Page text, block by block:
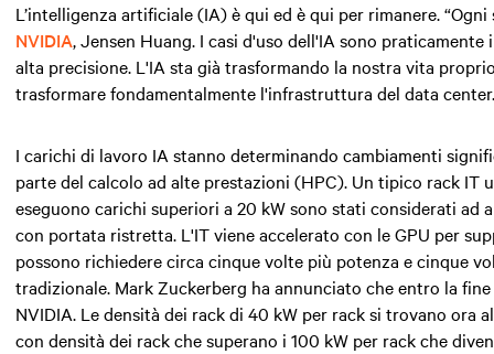
L’intelligenza artificiale (IA)è qui ed è qui per rimanere.
NVIDIA, Jensen Huang. I casi d'uso dell'IA sono
alta precisione. L'IA sta già trasformando la nostra vita
trasformare fondamentalmente l'infrastruttura del data center.
I carichi di lavoro IA stanno determinando cambiamenti
parte del calcolo ad alte prestazioni (HPC). Un tipico rack
eseguono carichi superiori a 20 kWsono stati considerati ad
con portata ristretta. L'IT viene accelerato con le GPU per
possono richiedere circa cinque volte più potenza ecinque
tradizionale. Mark Zuckerberg ha annunciato che entro la
NVIDIA. Le densità dei rack di 40 kW per rack si trovano ora
con densità dei rack che superano i 100 kW per rack che